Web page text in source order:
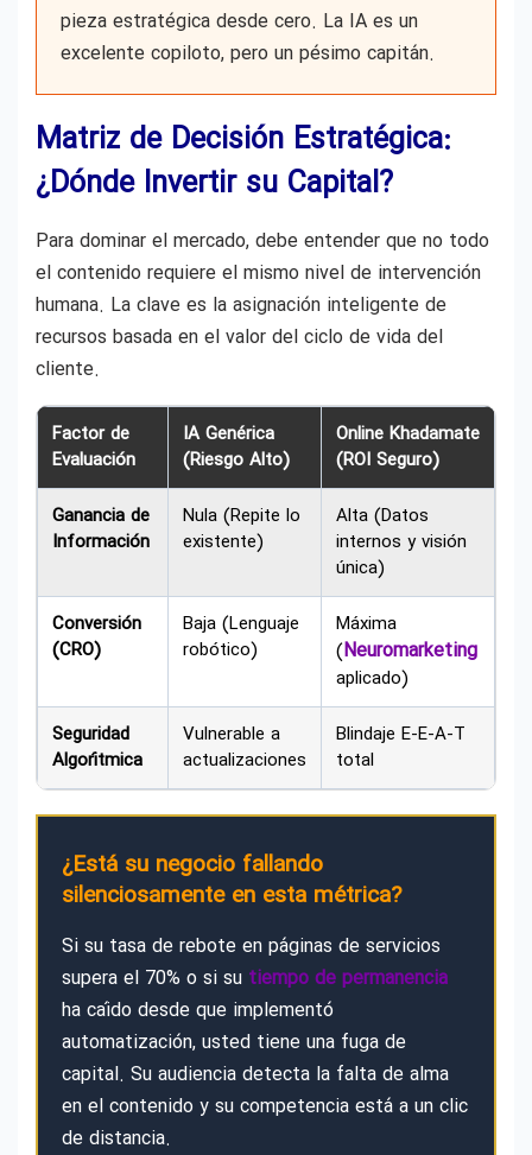
pieza estratégica desde cero. La IA es un
excelente copiloto, pero un pésimo capitán.
Matriz de Decisión Estratégica:
¿Dónde Invertir su Capital?
Para dominar el mercado, debe entender que no todo
el contenido requiere el mismo nivel de intervención
humana. La clave es la asignación inteligente de
recursos basada en el valor del ciclo de vida del
cliente.
Factor de
Evaluación
IA Genérica
(Riesgo Alto)
Online Khadamate
(ROI Seguro)
Ganancia de
Información
Nula (Repite lo
existente)
Alta (Datos
internos y visión
única)
Conversión
(CRO)
Baja (Lenguaje
robótico)
Máxima
(Neuromarketing
aplicado)
Seguridad
Algorítmica
Vulnerable a
actualizaciones
Blindaje E-E-A-T
total
¿Está su negocio fallando
silenciosamente en esta métrica?
Si su tasa de rebote en páginas de servicios
supera el 70% o si su tiempo de permanencia
ha caído desde que implementó
automatización, usted tiene una fuga de
capital. Su audiencia detecta la falta de alma
en el contenido y su competencia está a un clic
de distancia.